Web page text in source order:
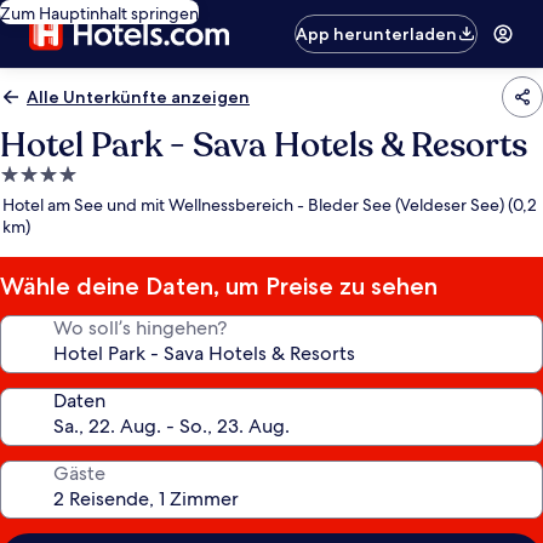
Zum Hauptinhalt springen
App herunterladen
Alle Unterkünfte anzeigen
Hotel Park - Sava Hotels & Resorts
4.0-
Sterne-
Unterkunft
Hotel am See und mit Wellnessbereich - Bleder See (Veldeser See) (0,2
km)
Wähle deine Daten, um Preise zu sehen
Wo soll’s hingehen?
Daten
Gäste